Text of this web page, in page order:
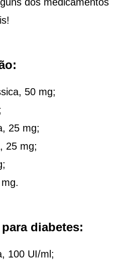
50 mg;
25 mg;
25 mg;
diabetes:
100 UI/ml;